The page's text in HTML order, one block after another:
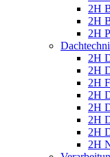
2H
2H
2H
2H
2H
2H
2H
2H
2H
2H
2H